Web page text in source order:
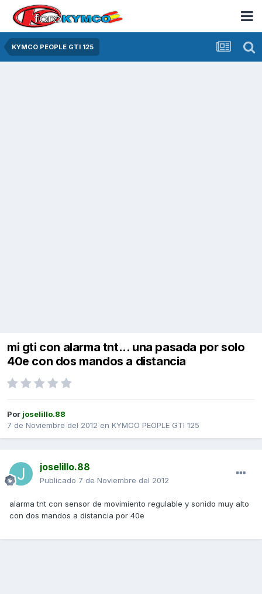
KYMCO PEOPLE GTI 125
mi gti con alarma tnt... una pasada por solo
40e con dos mandos a distancia
Por joselillo.88
7 de Noviembre del 2012 en KYMCO PEOPLE GTI 125
joselillo.88
Publicado 7 de Noviembre del 2012
alarma tnt con sensor de movimiento regulable y sonido muy alto
con dos mandos a distancia por 40e